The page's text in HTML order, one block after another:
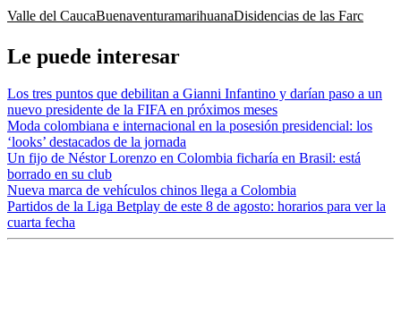
Valle del CaucaBuenaventuramarihuanaDisidencias de las Farc
Le puede interesar
Los tres puntos que debilitan a Gianni Infantino y darían paso a un
nuevo presidente de la FIFA en próximos meses
Moda colombiana e internacional en la posesión presidencial: los
‘looks’ destacados de la jornada
Un fijo de Néstor Lorenzo en Colombia ficharía en Brasil: está
borrado en su club
Nueva marca de vehículos chinos llega a Colombia
Partidos de la Liga Betplay de este 8 de agosto: horarios para ver la
cuarta fecha